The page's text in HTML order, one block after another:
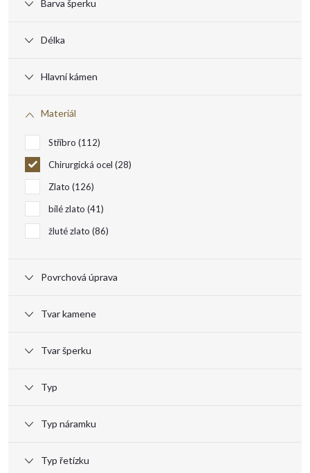
Barva šperku
Délka
Hlavní kámen
Materiál
Stříbro 112
Chirurgická ocel 28
Zlato 126
bílé zlato 41
žluté zlato 86
Povrchová úprava
Tvar kamene
Tvar šperku
Typ
Typ náramku
Typ řetízku